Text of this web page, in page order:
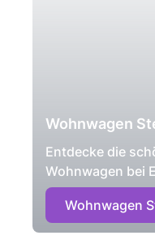
Wohnwagen
Entdecke die
Wohnwagen bei
Wohnwagen